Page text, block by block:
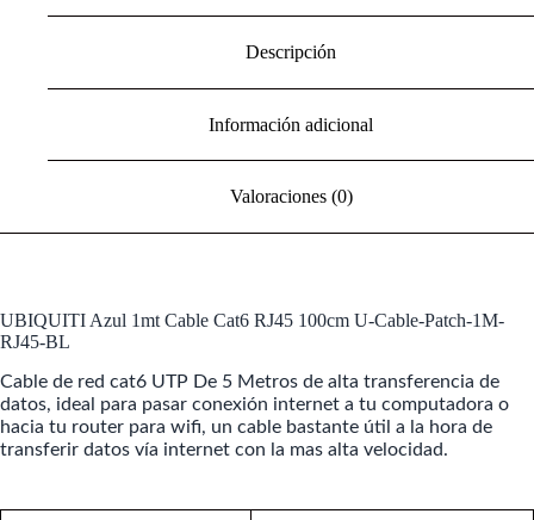
Descripción
Información adicional
Valoraciones (0)
UBIQUITI Azul 1mt Cable Cat6 RJ45 100cm U-Cable-Patch-1M-
RJ45-BL
Cable de red cat6 UTP De 5 Metros de alta transferencia de
datos, ideal para pasar conexión internet a tu computadora o
hacia tu router para wifi, un cable bastante útil a la hora de
transferir datos vía internet con la mas alta velocidad.